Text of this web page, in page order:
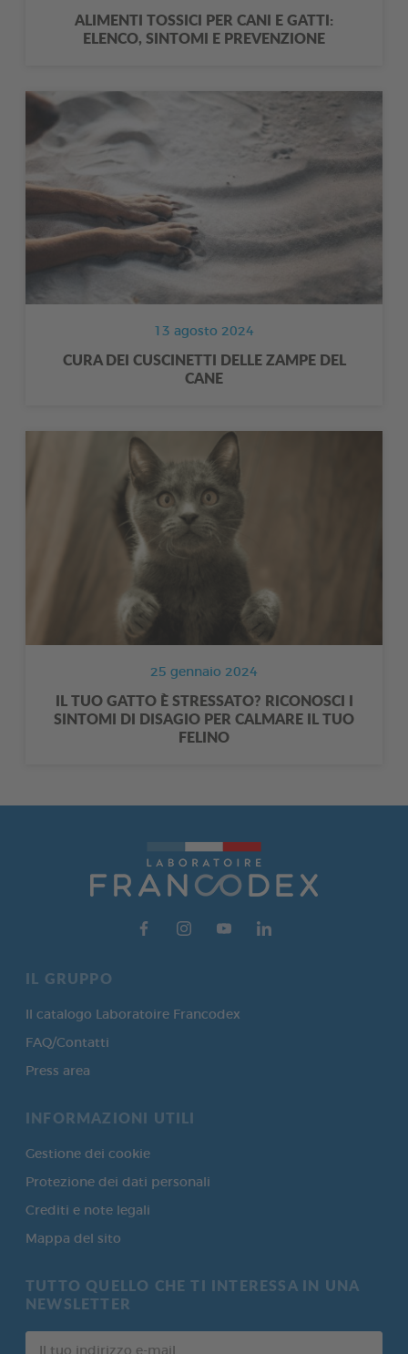
ALIMENTI TOSSICI PER CANI E GATTI:
ELENCO, SINTOMI E PREVENZIONE
13 agosto 2024
CURA DEI CUSCINETTI DELLE ZAMPE DEL
CANE
25 gennaio 2024
IL TUO GATTO È STRESSATO? RICONOSCI I
SINTOMI DI DISAGIO PER CALMARE IL TUO
FELINO
IL GRUPPO
Il catalogo Laboratoire Francodex
FAQ/Contatti
Press area
INFORMAZIONI UTILI
Gestione dei cookie
Protezione dei dati personali
Crediti e note legali
Mappa del sito
TUTTO QUELLO CHE TI INTERESSA IN UNA
NEWSLETTER